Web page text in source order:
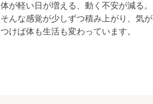
体が軽い日が増える、動く不安が減る。
そんな感覚が少しずつ積み上がり、気が
つけば体も生活も変わっています。